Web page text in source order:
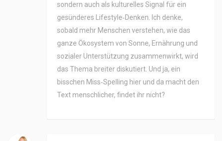
sondern auch als kulturelles Signal für ein
gesünderes Lifestyle‑Denken. Ich denke,
sobald mehr Menschen verstehen, wie das
ganze Ökosystem von Sonne, Ernährung und
sozialer Unterstützung zusammenwirkt, wird
das Thema breiter diskutiert. Und ja, ein
bisschen Miss‑Spelling hier und da macht den
Text menschlicher, findet ihr nicht?